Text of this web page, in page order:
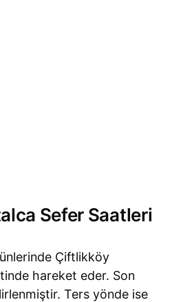
Sefer Saatleri
Çiftlikköy
hareket eder. Son
Ters yönde ise